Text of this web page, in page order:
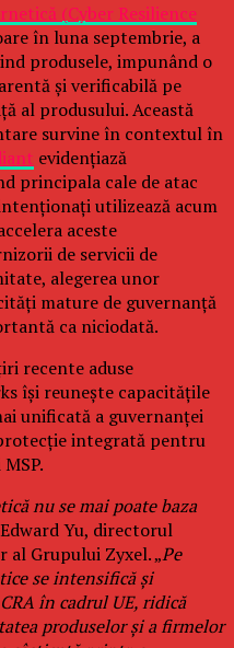
(Cyber Resilience
în luna septembrie, a
produsele, impunând o
și verificabilă pe
al produsului. Această
survine în contextul în
evidențiază
principala cale de atac
utilizează acum
aceste
de servicii de
alegerea unor
mature de guvernanță
ca niciodată.
recente aduse
își reunește capacitățile
unificată a guvernanței
integrată pentru
nu se mai poate baza
Yu, directorul
Grupului Zyxel. „Pe
se intensifică și
în cadrul UE, ridică
produselor și a firmelor